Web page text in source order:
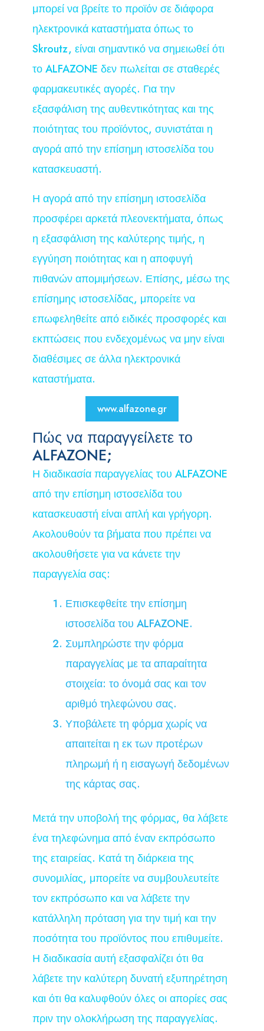
μπορεί να βρείτε το προϊόν σε διάφορα
ηλεκτρονικά καταστήματα όπως το
Skroutz, είναι σημαντικό να σημειωθεί ότι
το ALFAZONE δεν πωλείται σε σταθερές
φαρμακευτικές αγορές. Για την
εξασφάλιση της αυθεντικότητας και της
ποιότητας του προϊόντος, συνιστάται η
αγορά από την επίσημη ιστοσελίδα του
κατασκευαστή.
Η αγορά από την επίσημη ιστοσελίδα
προσφέρει αρκετά πλεονεκτήματα, όπως
η εξασφάλιση της καλύτερης τιμής, η
εγγύηση ποιότητας και η αποφυγή
πιθανών απομιμήσεων. Επίσης, μέσω της
επίσημης ιστοσελίδας, μπορείτε να
επωφεληθείτε από ειδικές προσφορές και
εκπτώσεις που ενδεχομένως να μην είναι
διαθέσιμες σε άλλα ηλεκτρονικά
καταστήματα.
www.alfazone.gr
Πώς να παραγγείλετε το
ALFAZONE;
Η διαδικασία παραγγελίας του ALFAZONE
από την επίσημη ιστοσελίδα του
κατασκευαστή είναι απλή και γρήγορη.
Ακολουθούν τα βήματα που πρέπει να
ακολουθήσετε για να κάνετε την
παραγγελία σας:
Επισκεφθείτε την επίσημη
ιστοσελίδα του ALFAZONE.
Συμπληρώστε την φόρμα
παραγγελίας με τα απαραίτητα
στοιχεία: το όνομά σας και τον
αριθμό τηλεφώνου σας.
Υποβάλετε τη φόρμα χωρίς να
απαιτείται η εκ των προτέρων
πληρωμή ή η εισαγωγή δεδομένων
της κάρτας σας.
Μετά την υποβολή της φόρμας, θα λάβετε
ένα τηλεφώνημα από έναν εκπρόσωπο
της εταιρείας. Κατά τη διάρκεια της
συνομιλίας, μπορείτε να συμβουλευτείτε
τον εκπρόσωπο και να λάβετε την
κατάλληλη πρόταση για την τιμή και την
ποσότητα του προϊόντος που επιθυμείτε.
Η διαδικασία αυτή εξασφαλίζει ότι θα
λάβετε την καλύτερη δυνατή εξυπηρέτηση
και ότι θα καλυφθούν όλες οι απορίες σας
πριν την ολοκλήρωση της παραγγελίας.